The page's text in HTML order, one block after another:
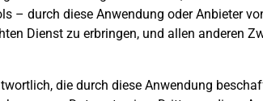
– durch diese Anwendung oder Anbieter
Dienst zu erbringen, und allen anderen
die durch diese Anwendung